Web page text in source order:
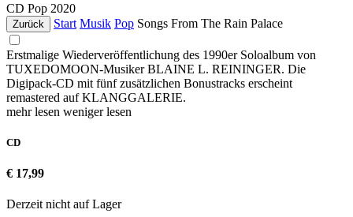
CD Pop 2020
Zurück Start Musik Pop Songs From The Rain Palace
Erstmalige Wiederveröffentlichung des 1990er Soloalbum von
TUXEDOMOON-Musiker BLAINE L. REININGER. Die
Digipack-CD mit fünf zusätzlichen Bonustracks erscheint
remastered auf KLANGGALERIE.
mehr lesen weniger lesen
CD
€ 17,99
Derzeit nicht auf Lager